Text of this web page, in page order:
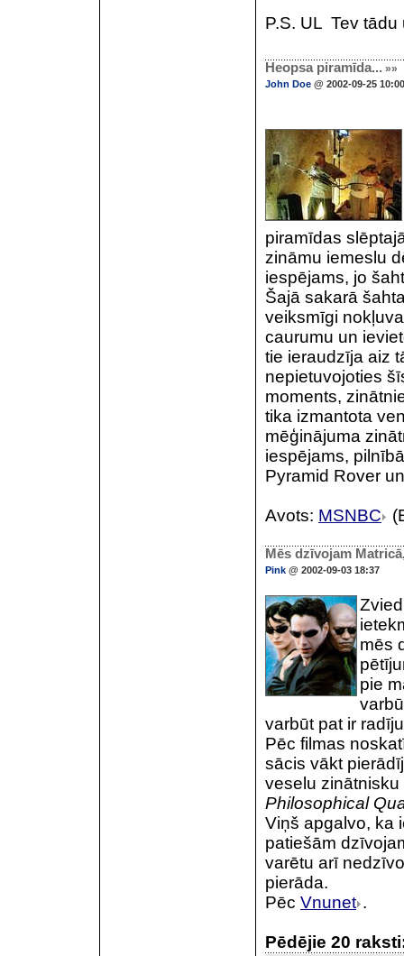
P.S. UL  Tev
Heopsa piramīda... »»
John Doe @ 2002-09-25 10:00
piramīdas
zināmu iemeslu
iespējams, jo
Šajā sakarā
veiksmīgi
caurumu un
tie ieraudzīja aiz
nepietuvojoties
moments,
tika izmantota
mēģinājuma
iespējams,
Pyramid Rover
Avots: MSNBC
Mēs dzīvojam
Pink @ 2002-09-03 18:37
mēs
pie
varbūt pat ir
Pēc filmas
sācis vākt
veselu
Philosophical
Viņš apgalvo, ka
patiešām
varētu arī
pierāda.
Pēc Vnunet .
Pēdējie 20